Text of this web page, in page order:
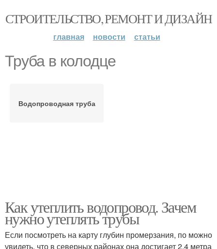
СТРОИТЕЛЬСТВО, РЕМОНТ И ДИЗАЙН
главная новости статьи
Труба в колодце
Водопроводная труба
Как утеплить водопровод. Зачем
нужно утеплять трубы
Если посмотреть на карту глубин промерзания, по можно
увидеть, что в северных районах она достигает 2,4 метра